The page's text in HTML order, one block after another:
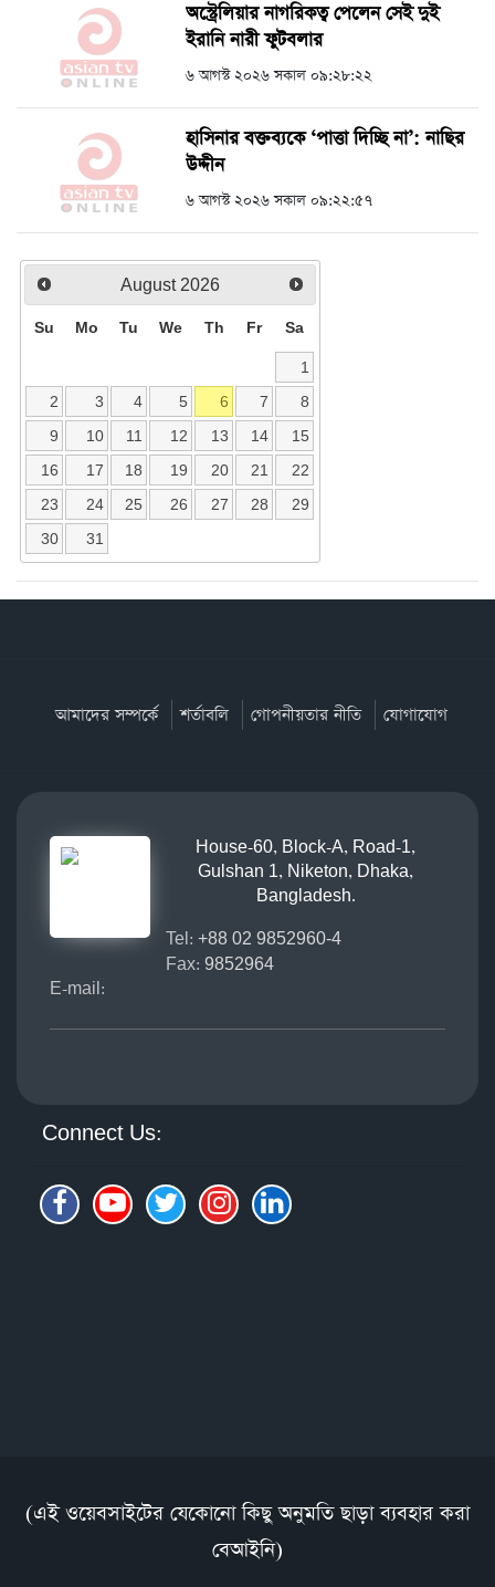
অস্ট্রেলিয়ার নাগরিকত্ব পেলেন সেই দুই
ইরানি নারী ফুটবলার
৬ আগস্ট ২০২৬ সকাল ০৯:২৮:২২
হাসিনার বক্তব্যকে ‘পাত্তা দিচ্ছি না’: নাছির
উদ্দীন
৬ আগস্ট ২০২৬ সকাল ০৯:২২:৫৭
August 2026
Su Mo Tu We Th Fr Sa
1
2
3 4 5 6 7
8
9
10 11 12 13 14
15
16
17 18 19 20 21
22
23
24 25 26 27 28
29
30
31
আমাদের সম্পর্কে শর্তাবলি গোপনীয়তার নীতি যোগাযোগ
House-60, Block-A, Road-1,
Gulshan 1, Niketon, Dhaka,
Bangladesh.
Tel: +88 02 9852960-4
Fax: 9852964
E-mail:
Connect Us:
(এই ওয়েবসাইটের যেকোনো কিছু অনুমতি ছাড়া ব্যবহার করা
বেআইনি)